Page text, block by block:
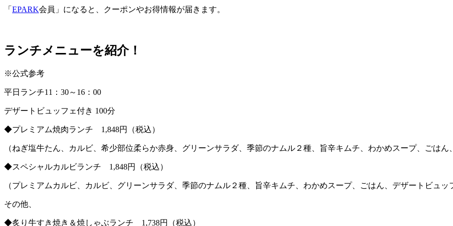
「 EPARK会員」になると、クーポンやお得情報が届きます。
ランチメニューを紹介！
※公式参考
平日ランチ11 ： 30～ 16 ： 00
デザートビュッフェ付き 100分
◆プレミアム焼肉ランチ 1,848円（税込）
（ねぎ塩牛たん、カルビ、希少部位柔らか赤身、グリーンサラダ、季節のナムル２種、旨辛キムチ、わかめスープ、ごはん
◆スペシャルカルビランチ 1,848円（税込）
（プレミアムカルビ、カルビ、グリーンサラダ、季節のナムル２種、旨辛キムチ、わかめスープ、ごはん、デザートビュッ
その他、
◆炙り牛すき焼き＆焼しゃぶランチ 1,738円（税込）